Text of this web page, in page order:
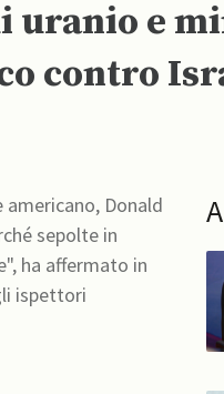
e
contro
Donald
sepolte in
ha affermato in
ispettori